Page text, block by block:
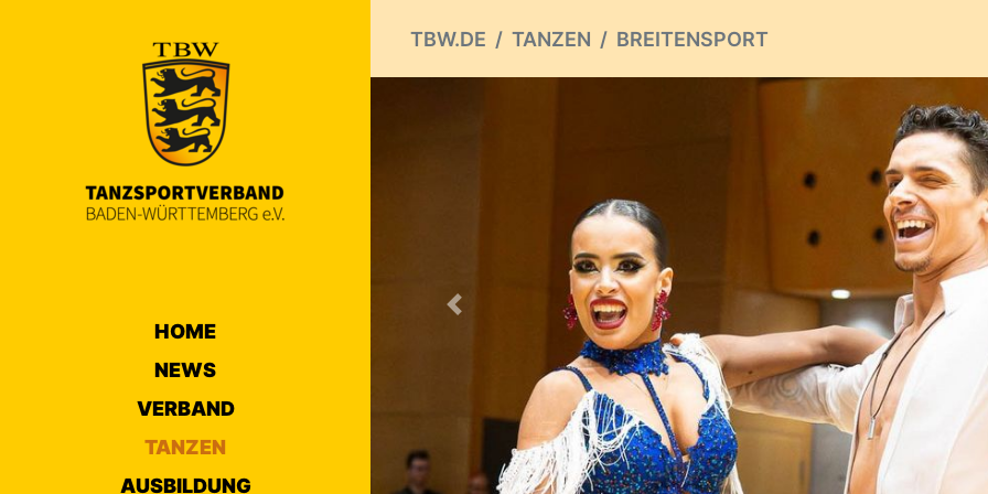
HOME
NEWS
VERBAND
TANZEN
AUSBILDUNG
TBW.DE TANZEN BREITENSPORT
Previous